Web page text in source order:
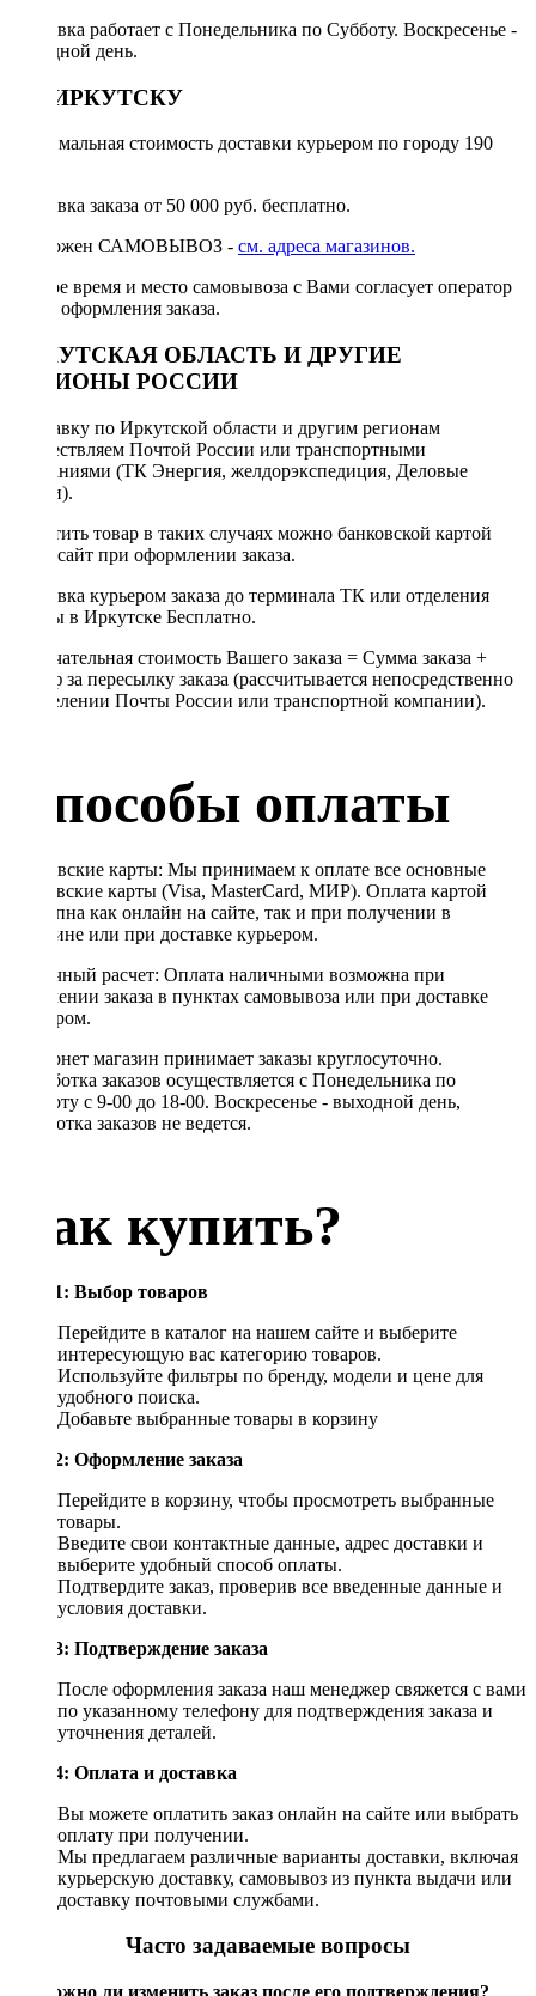
Доставка работает с Понедельника по Субботу. Воскресенье -
выходной день.
ПО ИРКУТСКУ
Минимальная стоимость доставки курьером по городу 190
Доставка заказа от 50 000 руб. бесплатно.
Возможен САМОВЫВОЗ - см. адреса магазинов.
Точное время и место самовывоза с Вами согласует оператор
после оформления заказа.
ИРКУТСКАЯ ОБЛАСТЬ И ДРУГИЕ
РЕГИОНЫ РОССИИ
Отправку по Иркутской области и другим регионам
осуществляем Почтой России или транспортными
компаниями (ТК Энергия, желдорэкспедиция, Деловые
линии).
Оплатить товар в таких случаях можно банковской картой
через сайт при оформлении заказа.
Доставка курьером заказа до терминала ТК или отделения
Почты в Иркутске Бесплатно.
Окончательная стоимость Вашего заказа = Сумма заказа +
Тариф за пересылку заказа (рассчитывается непосредственно
в отделении Почты России или транспортной компании).
Способы оплаты
Банковские карты: Мы принимаем к оплате все основные
банковские карты (Visa, MasterCard, МИР). Оплата картой
доступна как онлайн на сайте, так и при получении в
магазине или при доставке курьером.
Наличный расчет: Оплата наличными возможна при
получении заказа в пунктах самовывоза или при доставке
курьером.
Интернет магазин принимает заказы круглосуточно.
Обработка заказов осуществляется с Понедельника по
Субботу с 9-00 до 18-00. Воскресенье - выходной день,
обработка заказов не ведется.
Как купить?
Шаг 1: Выбор товаров
Перейдите в каталог на нашем сайте и выберите
интересующую вас категорию товаров.
Используйте фильтры по бренду, модели и цене для
удобного поиска.
Добавьте выбранные товары в корзину
Шаг 2: Оформление заказа
Перейдите в корзину, чтобы просмотреть выбранные
товары.
Введите свои контактные данные, адрес доставки и
выберите удобный способ оплаты.
Подтвердите заказ, проверив все введенные данные и
условия доставки.
Шаг 3: Подтверждение заказа
После оформления заказа наш менеджер свяжется с вами
по указанному телефону для подтверждения заказа и
уточнения деталей.
Шаг 4: Оплата и доставка
Вы можете оплатить заказ онлайн на сайте или выбрать
оплату при получении.
Мы предлагаем различные варианты доставки, включая
курьерскую доставку, самовывоз из пункта выдачи или
доставку почтовыми службами.
Часто задаваемые вопросы
Возможно ли изменить заказ после его подтверждения?